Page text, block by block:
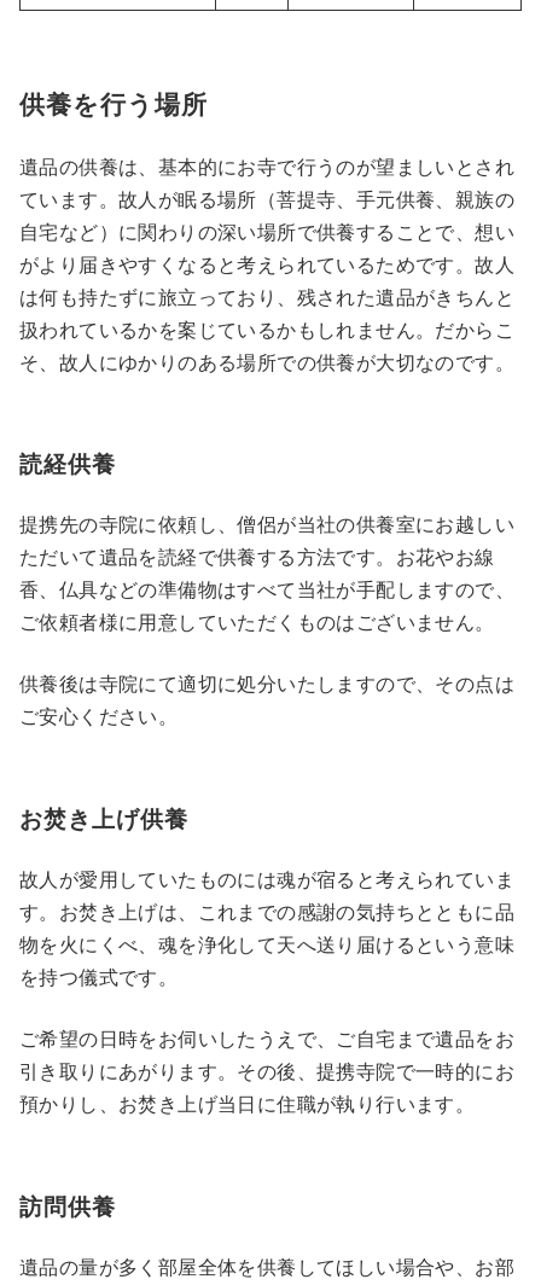
供養を行う場所
遺品の供養は、基本的にお寺で行うのが望ましいとされ
ています。故人が眠る場所（菩提寺、手元供養、親族の
自宅など）に関わりの深い場所で供養することで、想い
がより届きやすくなると考えられているためです。故人
は何も持たずに旅立っており、残された遺品がきちんと
扱われているかを案じているかもしれません。だからこ
そ、故人にゆかりのある場所での供養が大切なのです。
読経供養
提携先の寺院に依頼し、僧侶が当社の供養室にお越しい
ただいて遺品を読経で供養する方法です。お花やお線
香、仏具などの準備物はすべて当社が手配しますので、
ご依頼者様に用意していただくものはございません。
供養後は寺院にて適切に処分いたしますので、その点は
ご安心ください。
お焚き上げ供養
故人が愛用していたものには魂が宿ると考えられていま
す。お焚き上げは、これまでの感謝の気持ちとともに品
物を火にくべ、魂を浄化して天へ送り届けるという意味
を持つ儀式です。
ご希望の日時をお伺いしたうえで、ご自宅まで遺品をお
引き取りにあがります。その後、提携寺院で一時的にお
預かりし、お焚き上げ当日に住職が執り行います。
訪問供養
遺品の量が多く部屋全体を供養してほしい場合や、お部